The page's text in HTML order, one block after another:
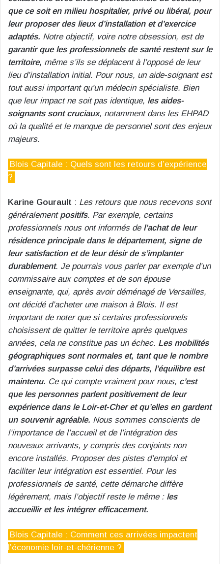
que ce soit en milieu hospitalier, privé ou libéral, pour
leur proposer des lieux d’installation et d’exercice
adaptés. Notre objectif, voire notre obsession, est de
garantir que les professionnels de santé restent sur le
territoire, même s’ils se déplacent à l’opposé de leur
lieu d’installation initial. Pour nous, un aide-soignant est
tout aussi important qu’un médecin spécialiste. Bien
que leur impact ne soit pas identique, les aides-
soignants sont cruciaux, notamment dans les EHPAD
où la qualité et le manque de personnel sont des enjeux
majeurs.
Blois Capitale : Quels sont les retours d’expérience
?
Karine Gourault : Les retours que nous recevons sont
généralement positifs. Par exemple, certains
professionnels nous ont informés de l’achat de leur
résidence principale dans le département, signe de
leur satisfaction et de leur désir de s’implanter
durablement. Je pourrais vous parler par exemple d’un
commissaire aux comptes et de son épouse
enseignante, qui, après avoir déménagé de Versailles,
ont décidé d’acheter une maison à Blois. Il est
important de noter que si certains professionnels
choisissent de quitter le territoire après quelques
années, cela ne constitue pas un échec. Les mobilités
géographiques sont normales et, tant que le nombre
d’arrivées surpasse celui des départs, l’équilibre est
maintenu. Ce qui compte vraiment pour nous, c’est
que les personnes parlent positivement de leur
expérience dans le Loir-et-Cher et qu’elles en gardent
un souvenir agréable. Nous sommes conscients de
l’importance de l’accueil et de l’intégration des
nouveaux arrivants, y compris des conjoints non
encore installés. Proposer des pistes d’emploi et
faciliter leur intégration est essentiel. Pour les
professionnels de santé, cette démarche diffère
légèrement, mais l’objectif reste le même : les
accueillir et les intégrer efficacement.
Blois Capitale : Comment ces arrivées impactent
l’économie loir-et-chérienne ?